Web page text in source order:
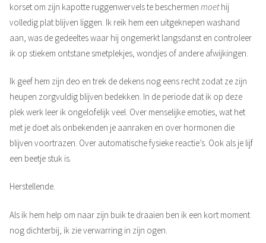
korset om zijn kapotte ruggenwervels te beschermen moethij
volledig plat blijven liggen. Ik reik hem een uitgeknepen washand
aan, was de gedeeltes waar hij ongemerkt langsdanst en controleer
ik op stiekem ontstane smetplekjes, wondjes of andere afwijkingen.
Ik geef hem zijn deo en trek de dekens nog eens recht zodat ze zijn
heupen zorgvuldig blijven bedekken. In de periode dat ik op deze
plek werk leer ik ongelofelijk veel. Over menselijke emoties, wat het
met je doet als onbekenden je aanraken en over hormonen die
blijven voortrazen. Over automatische fysieke reactie’s. Ook als je lijf
een beetje stuk is.
Herstellende.
Als ik hem help om naar zijn buik te draaien ben ik een kort moment
nog dichterbij, ik zie verwarring in zijn ogen.